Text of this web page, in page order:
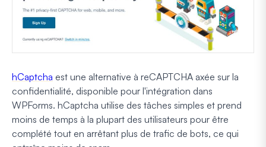
hCaptcha est une alternative à reCAPTCHA axée sur la
confidentialité, disponible pour l'intégration dans
WPForms. hCaptcha utilise des tâches simples et prend
moins de temps à la plupart des utilisateurs pour être
complété tout en arrêtant plus de trafic de bots, ce qui